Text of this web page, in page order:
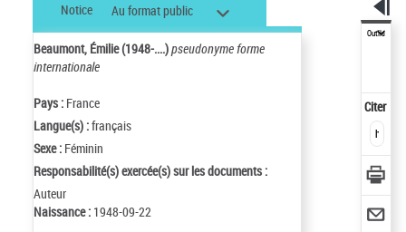
Notice Au format public
Beaumont, Émilie (1948-....)pseudonyme forme
internationale
Pays : France
Langue(s) :français
Sexe : Féminin
Responsabilité(s) exercée(s) sur les documents :
Auteur
Naissance : 1948-09-22
Outils
Citer